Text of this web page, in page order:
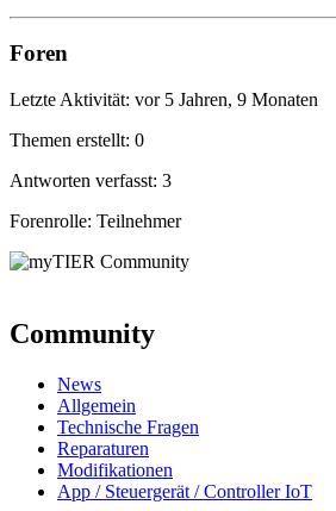
Foren
Letzte Aktivität: vor 5 Jahren, 9 Monaten
Themen erstellt: 0
Antworten verfasst: 3
Forenrolle: Teilnehmer
Community
News
Allgemein
Technische Fragen
Reparaturen
Modifikationen
App / Steuergerät / Controller IoT